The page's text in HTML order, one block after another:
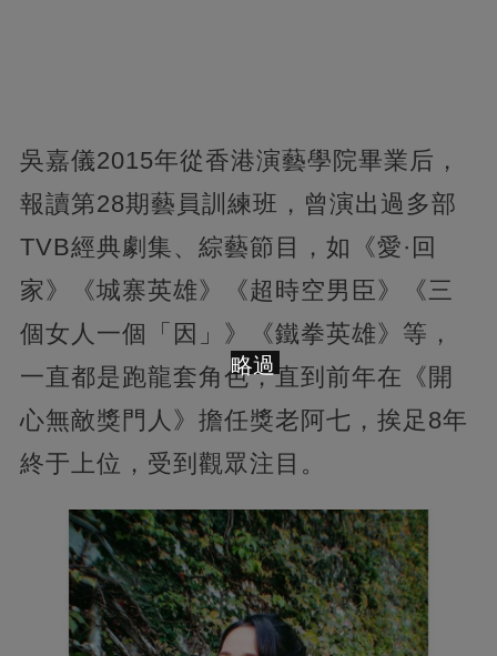
吳嘉儀2015年從香港演藝學院畢業后，
報讀第28期藝員訓練班，曾演出過多部
TVB經典劇集、綜藝節目，如《愛·回
家》《城寨英雄》《超時空男臣》《三
個女人一個「因」》《鐵拳英雄》等，
一直都是跑龍套角色，直到前年在《開
心無敵獎門人》擔任獎老阿七，挨足8年
終于上位，受到觀眾注目。
略過